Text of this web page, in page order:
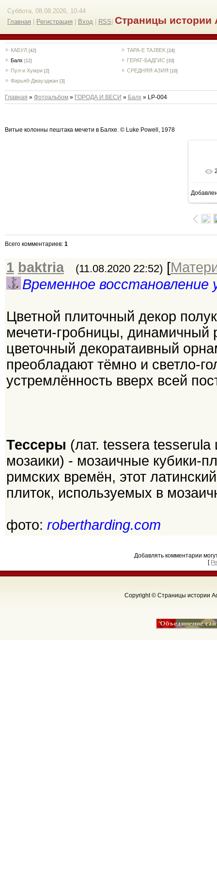
Суббота, 08.08.2026, 10:44
Главная
Регистрация Вход RSS Страницы истории
КАБУЛ [42] TAPA-E TAJBEK [24]
Балх [12] ГЕРАТ-БАДГИС [33]
Пул-и Хумри [2] СРЕДНЯЯ АЗИЯ [10]
Фарьяб-Джаузджан [3]
Главная » Фотоальбом» ГОРОДА И ВЕСИ » Балх» LP-004
Витые колонны пештака мечети в Балхе. © Luke Powell, 1978
Всего комментариев: 1
1 baktria (11.08.2020 22:52) [
Временное
Цветной плиточный декор
мечети-гробницы, динамичный
цветочный декоратаивный
преобладают тёмно и светло-
устремлённость вверх всей
Тессеры (лат. tessera
мозаики) - мозаичные кубики-
римских времён, этот
плиток, используемых в
фото: robertharding.com
Добавлять комментарии
[
Copyright © Страницы истории